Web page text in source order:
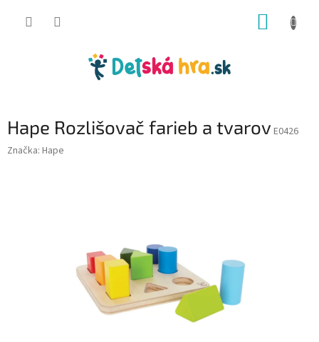
Hape Rozlišovač farieb a tvarov E0426
Značka: Hape